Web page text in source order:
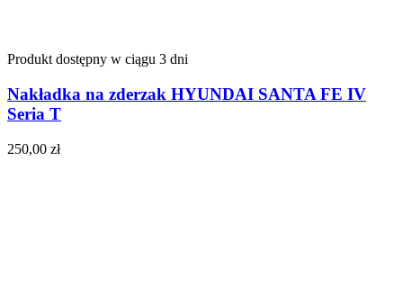
Produkt dostępny w ciągu 3 dni
Nakładka na zderzak HYUNDAI SANTA FE IV
Seria T
250,00 zł